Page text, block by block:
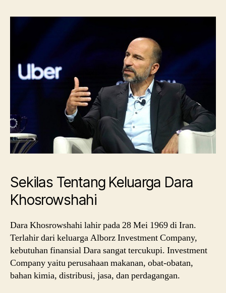
Sekilas Tentang Keluarga Dara
Khosrowshahi
Dara Khosrowshahi lahir pada 28 Mei 1969 di Iran.
Terlahir dari keluarga Alborz Investment Company,
kebutuhan finansial Dara sangat tercukupi. Investment
Company yaitu perusahaan makanan, obat-obatan,
bahan kimia, distribusi, jasa, dan perdagangan.